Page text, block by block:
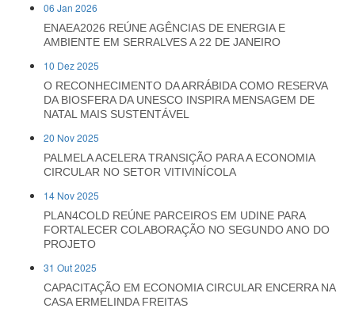
06 Jan 2026
ENAEA2026 REÚNE AGÊNCIAS DE ENERGIA E
AMBIENTE EM SERRALVES A 22 DE JANEIRO
10 Dez 2025
O RECONHECIMENTO DA ARRÁBIDA COMO RESERVA
DA BIOSFERA DA UNESCO INSPIRA MENSAGEM DE
NATAL MAIS SUSTENTÁVEL
20 Nov 2025
PALMELA ACELERA TRANSIÇÃO PARA A ECONOMIA
CIRCULAR NO SETOR VITIVINÍCOLA
14 Nov 2025
PLAN4COLD REÚNE PARCEIROS EM UDINE PARA
FORTALECER COLABORAÇÃO NO SEGUNDO ANO DO
PROJETO
31 Out 2025
CAPACITAÇÃO EM ECONOMIA CIRCULAR ENCERRA NA
CASA ERMELINDA FREITAS